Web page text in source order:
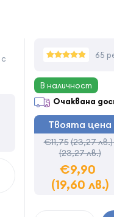
65
В наличност
Очаквана
Твоята цена
€11,75(23,27 лв.)
(23,27 лв.)
€9,90
(19,60 лв.)